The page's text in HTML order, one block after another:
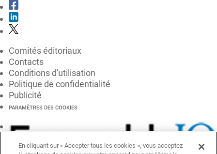
Comités éditoriaux
Contacts
Conditions d'utilisation
Politique de confidentialité
Publicité
PARAMÈTRES DES COOKIES
En cliquant sur « Accepter tous les cookies », vous acceptez